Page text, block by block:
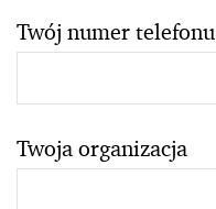
Twój numer telefonu
Twoja organizacja